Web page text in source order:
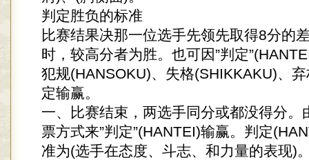
判定胜负的标准
比赛结果决那一位选手先领先取得8分的
时，较高分者为胜。也可因”判定
犯规(HANSOKU)、失格(SHIKKAKU)、
定输赢。
一、比赛结束，两选手同分或都没得分。
票方式来”判定”(HANTEI)输赢。判定
准为(选手在态度、斗志、和力量的表现)